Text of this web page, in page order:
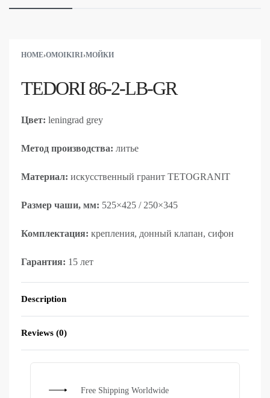
HOME›OMOIKIRI›МОЙКИ
TEDORI 86-2-LB-GR
Цвет: leningrad grey
Метод производства: литье
Материал: искусственный гранит TETOGRANIT
Размер чаши, мм: 525×425 / 250×345
Комплектация: крепления, донный клапан, сифон
Гарантия: 15 лет
Description
Reviews (0)
Free Shipping Worldwide